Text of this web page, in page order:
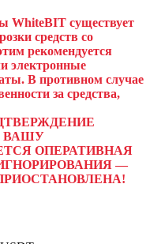
WhiteBIT существует
средств со
рекомендуется
электронные
В противном случае
за средства,
ВАШУ
ОПЕРАТИВНАЯ
—